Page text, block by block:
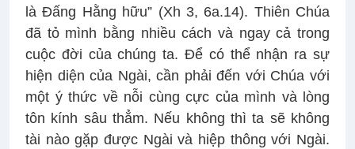
là Đấng Hằng hữu” (Xh 3, 6a.14). Thiên Chúa
đã tỏ mình bằng nhiều cách và ngay cả trong
cuộc đời của chúng ta. Để có thể nhận ra sự
hiện diện của Ngài, cần phải đến với Chúa với
một ý thức về nỗi cùng cực của mình và lòng
tôn kính sâu thẳm. Nếu không thì ta sẽ không
tài nào gặp được Ngài và hiệp thông với Ngài.